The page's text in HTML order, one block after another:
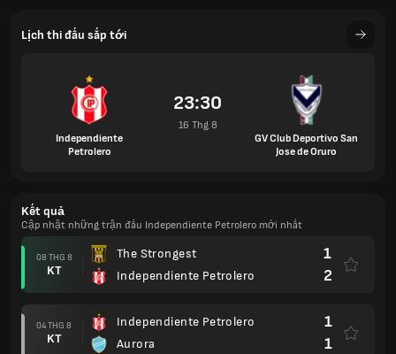
Lịch thi đấu sắp tới
Independiente
Petrolero
23:30
16 Thg 8
GV Club Deportivo San
Jose de Oruro
Kết quả
Cập nhật những trận đấu Independiente Petrolero mới nhất
08 THG 8
KT
The Strongest
Independiente Petrolero
1
2
04 THG 8
KT
Independiente Petrolero
Aurora
1
1